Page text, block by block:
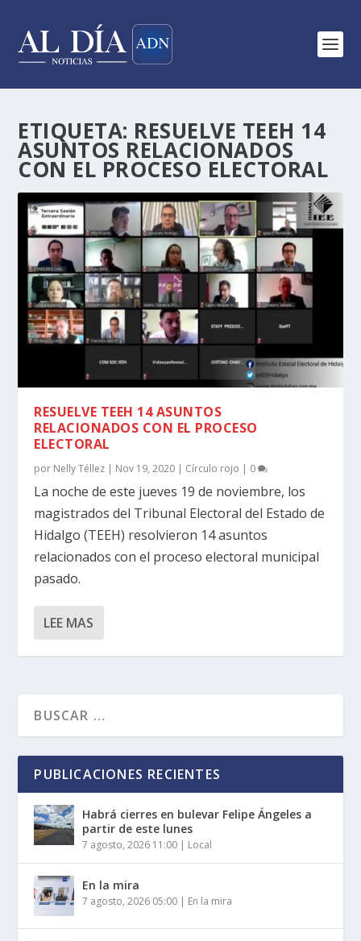
ETIQUETA: RESUELVE TEEH 14
ASUNTOS RELACIONADOS
CON EL PROCESO ELECTORAL
RESUELVE TEEH 14 ASUNTOS
RELACIONADOS CON EL PROCESO
ELECTORAL
por Nelly Téllez | Nov 19, 2020 | Círculo rojo | 0
La noche de este jueves 19 de noviembre, los
magistrados del Tribunal Electoral del Estado de
Hidalgo (TEEH) resolvieron 14 asuntos
relacionados con el proceso electoral municipal
pasado.
LEE MAS
PUBLICACIONES RECIENTES
Habrá cierres en bulevar Felipe Ángeles a
partir de este lunes
7 agosto, 2026 11:00 | Local
En la mira
7 agosto, 2026 05:00 | En la mira